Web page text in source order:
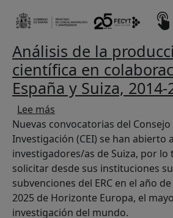
Análisis de la
científica en
España y Suiza, 2014-
Lee más
Nuevas convocatorias del
Investigación (CEI) se han abierto
investigadores/as de Suiza, por
solicitar desde sus instituciones
subvenciones del ERC en el año
2025 de Horizonte Europa, el
investigación del mundo.